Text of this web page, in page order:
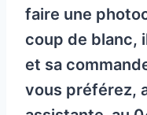
faire une
coup de blanc,
et sa
vous préférez,